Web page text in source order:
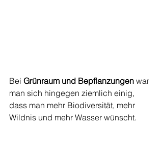
Bei Grünraum und Bepflanzungen war
man sich hingegen ziemlich einig,
dass man mehr Biodiversität, mehr
Wildnis und mehr Wasser wünscht.